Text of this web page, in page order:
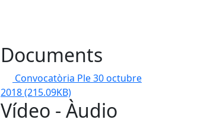
Documents
Convocatòria Ple 30 octubre
2018(215.09KB)
Vídeo - Àudio